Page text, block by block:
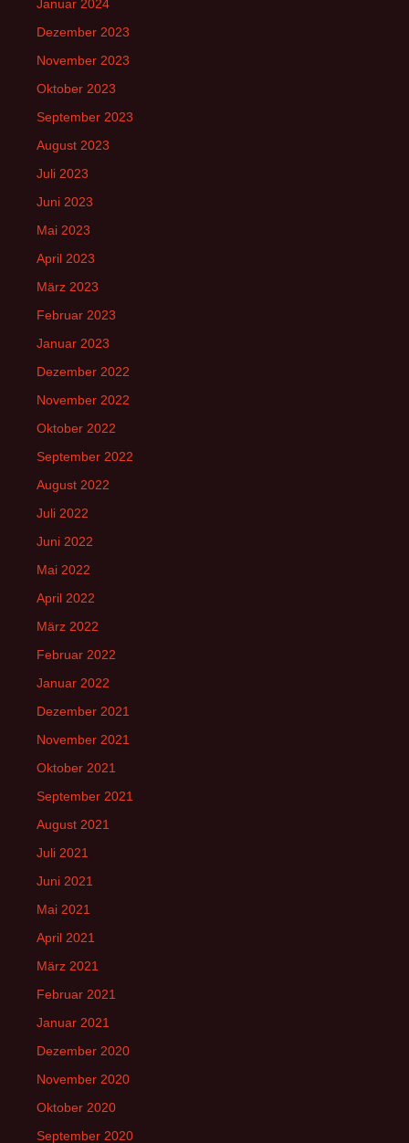
Januar 2024
Dezember 2023
November 2023
Oktober 2023
September 2023
August 2023
Juli 2023
Juni 2023
Mai 2023
April 2023
März 2023
Februar 2023
Januar 2023
Dezember 2022
November 2022
Oktober 2022
September 2022
August 2022
Juli 2022
Juni 2022
Mai 2022
April 2022
März 2022
Februar 2022
Januar 2022
Dezember 2021
November 2021
Oktober 2021
September 2021
August 2021
Juli 2021
Juni 2021
Mai 2021
April 2021
März 2021
Februar 2021
Januar 2021
Dezember 2020
November 2020
Oktober 2020
September 2020